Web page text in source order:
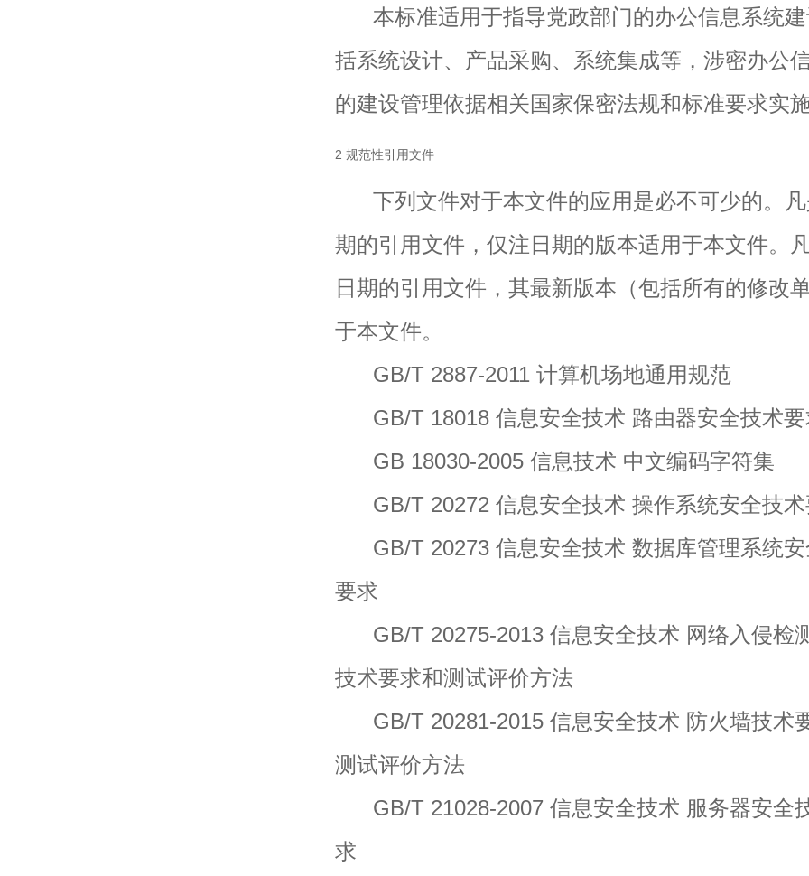
本标准适用于指导党政部门的办公信息系统建
括系统设计、产品采购、系统集成等，涉密办公
的建设管理依据相关国家保密法规和标准要求实施
2 规范性引用文件
下列文件对于本文件的应用是必不可少的。凡
期的引用文件，仅注日期的版本适用于本文件。
日期的引用文件，其最新版本（包括所有的修改
于本文件。
GB/T 2887-2011 计算机场地通用规范
GB/T 18018 信息安全技术 路由器安全技术要
GB 18030-2005 信息技术 中文编码字符集
GB/T 20272 信息安全技术 操作系统安全技术
GB/T 20273 信息安全技术 数据库管理系统安
要求
GB/T 20275-2013 信息安全技术 网络入侵检
技术要求和测试评价方法
GB/T 20281-2015 信息安全技术 防火墙技术
测试评价方法
GB/T 21028-2007 信息安全技术 服务器安全
求